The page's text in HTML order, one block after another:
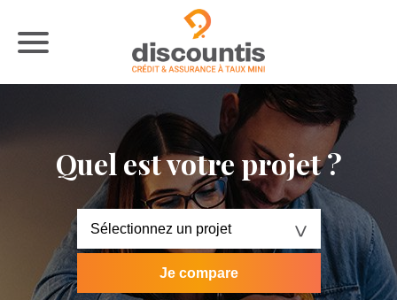
Quel est votre projet ?